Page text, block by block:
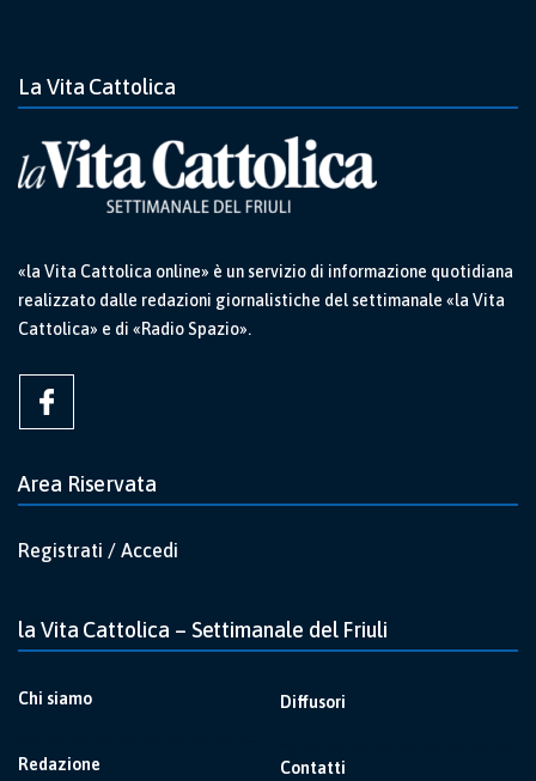
La Vita Cattolica
«la Vita Cattolica online» è un servizio di informazione quotidiana
realizzato dalle redazioni giornalistiche del settimanale «la Vita
Cattolica» e di «Radio Spazio».
Area Riservata
Registrati / Accedi
la Vita Cattolica – Settimanale del Friuli
Chi siamo
Redazione
Diffusori
Contatti